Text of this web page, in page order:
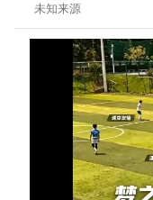
未知来源